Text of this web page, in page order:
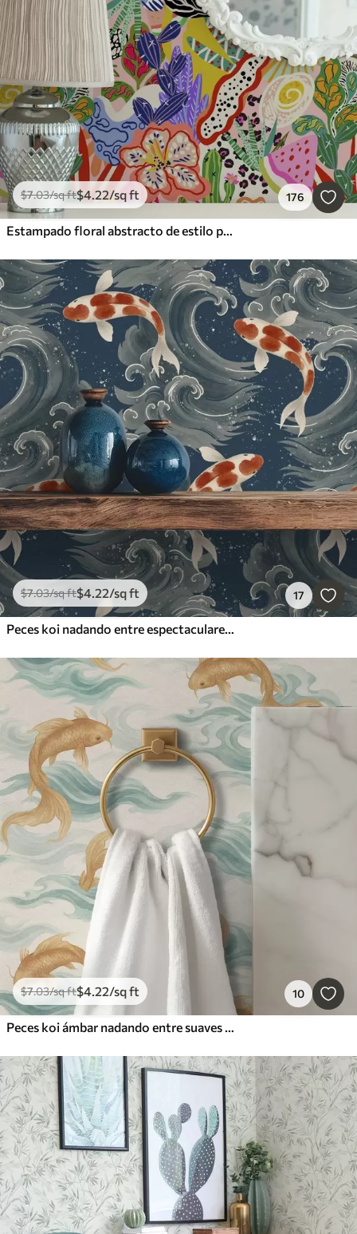
$7.03/sq ft$4.22/sq ft 176
Estampado floral abstracto de estilo pop art
$7.03/sq ft$4.22/sq ft 17
Peces koi nadando entre espectaculares olas oceánicas
$7.03/sq ft$4.22/sq ft 10
Peces koi ámbar nadando entre suaves olas turquesas